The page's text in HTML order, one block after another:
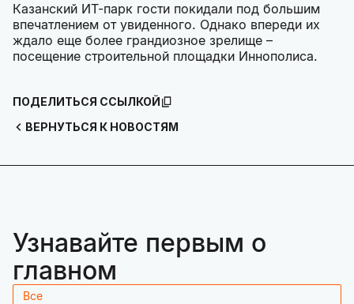
Казанский ИТ-парк гости покидали под большим
впечатлением от увиденного. Однако впереди их
ждало еще более грандиозное зрелище –
посещение строительной площадки Иннополиса.
ВЕРНУТЬСЯ К НОВОСТЯМ
ПОДЕЛИТЬСЯ ССЫЛКОЙ
Узнавайте первым о
главном
Все